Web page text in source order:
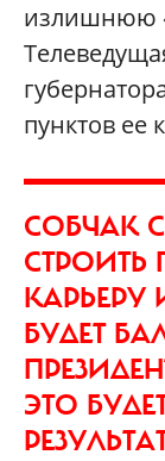
излишнюю
пунктов ее
СОБЧАК
КАРЬЕРУ
БУДЕТ
ЭТО